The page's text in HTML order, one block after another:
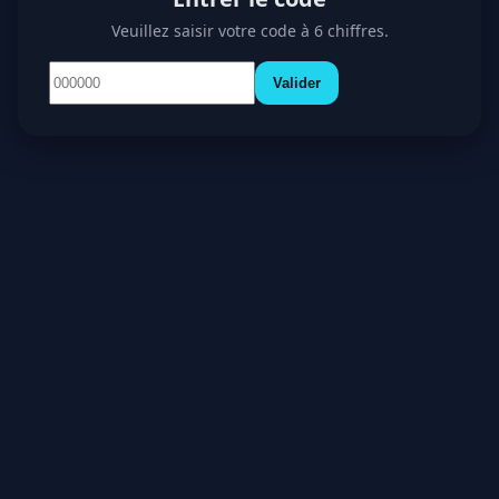
Veuillez saisir votre code à 6 chiffres.
Valider